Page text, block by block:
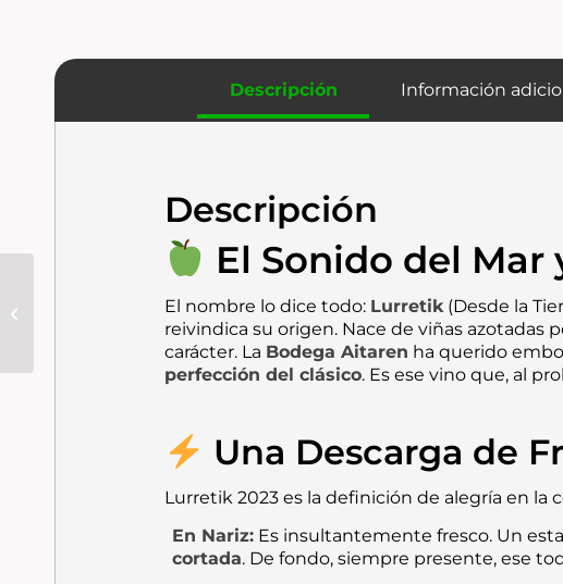
Descripción Información
Descripción
El Sonido del Mar
El nombre lo dice todo: Lurretik(Desde la
reivindica su origen. Nace de viñas
carácter. La Bodega Aitaren ha querido
perfección del clásico. Es ese vino que, al
Una Descarga de
Lurretik 2023 es la definición de alegría en la
En Nariz:Es insultantemente fresco. Un
cortada. De fondo, siempre presente, ese
2020 | La Potencia